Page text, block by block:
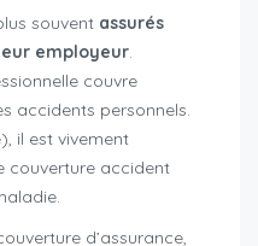
souvent assurés
employeur.
couvre
accidents personnels.
il est vivement
couverture accident
d’assurance,